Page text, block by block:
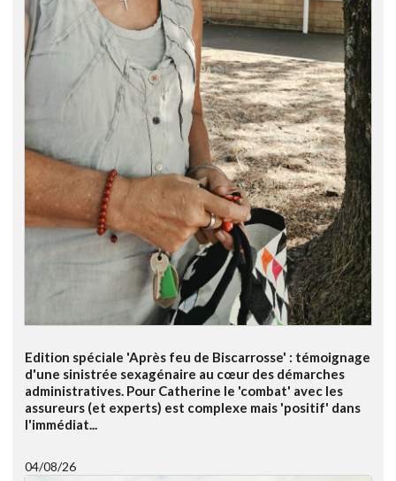
Edition spéciale 'Après feu de Biscarrosse' : témoignage
d'une sinistrée sexagénaire au cœur des démarches
administratives. Pour Catherine le 'combat' avec les
assureurs (et experts) est complexe mais 'positif' dans
l'immédiat...
04/08/26